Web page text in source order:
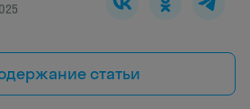
статьи